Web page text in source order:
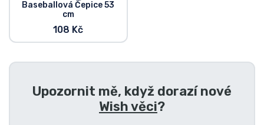
Baseballová Čepice 53
cm
108 Kč
Upozornit mě, když dorazí nové
Wish věci?
Hráčské věci
Hudební věci